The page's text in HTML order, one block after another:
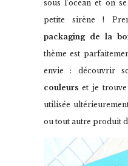
sous l’océan et on
petite sirène !
packaging de la
thème est
envie : découvrir
couleurset je trouve
utilisée
ou tout autre produit